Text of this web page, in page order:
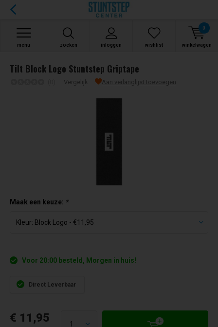
zoeken inloggen
menu wishlist winkelwagen
0
Tilt Block Logo Stuntstep Griptape
Vergelijk Aan verlanglijst toevoegen
Maak een keuze: *
Voor 20:00 besteld, Morgen in huis!
Direct Leverbaar
€ 11,95